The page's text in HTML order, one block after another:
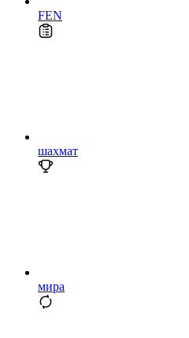
FEN
шахмат
мира